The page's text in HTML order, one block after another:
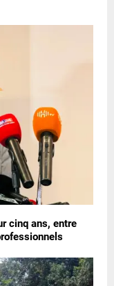
cinq ans, entre